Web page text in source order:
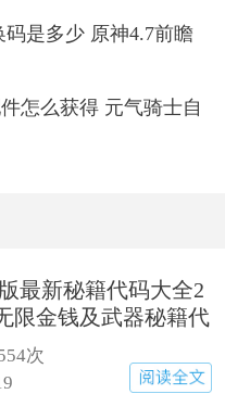
是多少 原神4.7前瞻
怎么获得 元气骑士自
最新秘籍代码大全2
限金钱及武器秘籍代
次